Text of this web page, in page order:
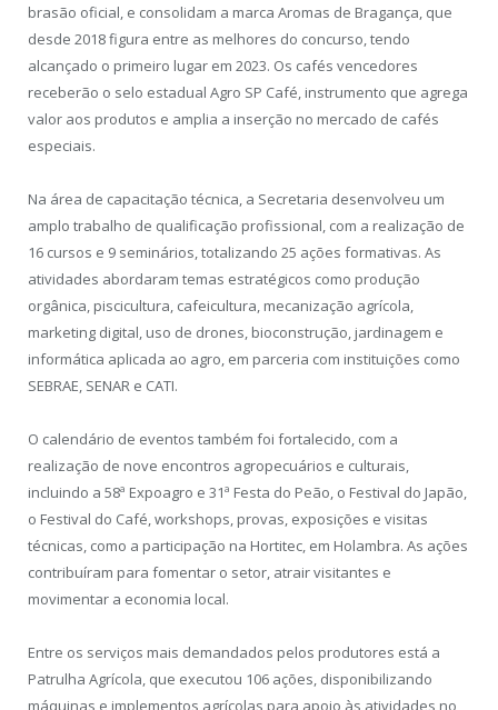
brasão oficial, e consolidam a marca Aromas de Bragança, que
desde 2018 figura entre as melhores do concurso, tendo
alcançado o primeiro lugar em 2023. Os cafés vencedores
receberão o selo estadual Agro SP Café, instrumento que agrega
valor aos produtos e amplia a inserção no mercado de cafés
especiais.
Na área de capacitação técnica, a Secretaria desenvolveu um
amplo trabalho de qualificação profissional, com a realização de
16 cursos e 9 seminários, totalizando 25 ações formativas. As
atividades abordaram temas estratégicos como produção
orgânica, piscicultura, cafeicultura, mecanização agrícola,
marketing digital, uso de drones, bioconstrução, jardinagem e
informática aplicada ao agro, em parceria com instituições como
SEBRAE, SENAR e CATI.
O calendário de eventos também foi fortalecido, com a
realização de nove encontros agropecuários e culturais,
incluindo a 58ª Expoagro e 31ª Festa do Peão, o Festival do Japão,
o Festival do Café, workshops, provas, exposições e visitas
técnicas, como a participação na Hortitec, em Holambra. As ações
contribuíram para fomentar o setor, atrair visitantes e
movimentar a economia local.
Entre os serviços mais demandados pelos produtores está a
Patrulha Agrícola, que executou 106 ações, disponibilizando
máquinas e implementos agrícolas para apoio às atividades no